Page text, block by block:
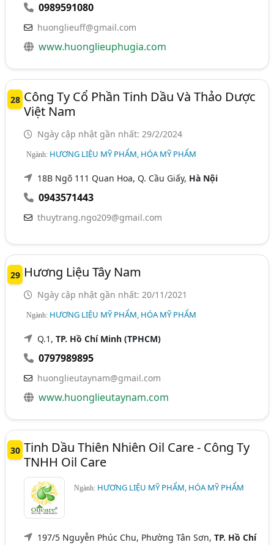
0989591080
huonglieuff@gmail.com
www.huonglieuphugia.com
28 Công Ty Cổ Phần Tinh Dầu Và Thảo Dược
Việt Nam
Ngày cập nhật gần nhất: 29/2/2024
Ngành: HƯƠNG LIỆU MỸ PHẨM, HÓA MỸ PHẨM
18B Ngõ 111 Quan Hoa, Q. Cầu Giấy, Hà Nội
0943571443
thuytrang.ngo209@gmail.com
29 Hương Liệu Tây Nam
Ngày cập nhật gần nhất: 20/11/2021
Ngành: HƯƠNG LIỆU MỸ PHẨM, HÓA MỸ PHẨM
Q.1,TP. Hồ Chí Minh (TPHCM)
0797989895
huonglieutaynam@gmail.com
www.huonglieutaynam.com
30 Tinh Dầu Thiên Nhiên Oil Care - Công Ty
TNHH Oil Care
Ngành: HƯƠNG LIỆU MỸ PHẨM, HÓA MỸ PHẨM
197/5 Nguyễn Phúc Chu, Phường Tân Sơn,TP. Hồ Chí